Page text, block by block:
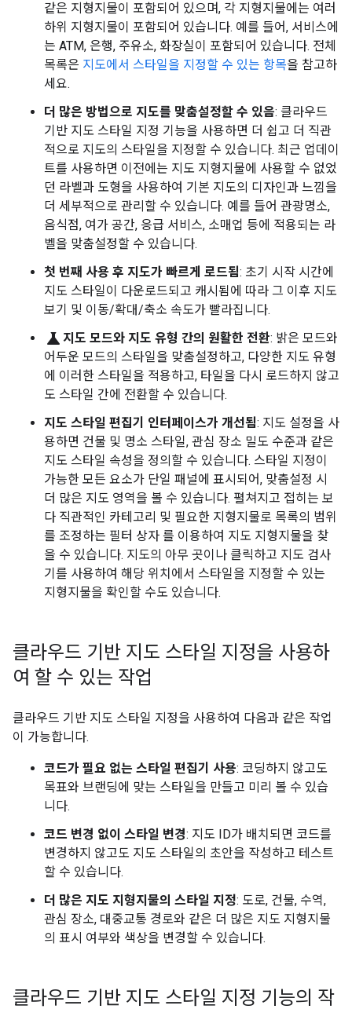
같은 지형지물이 포함되어 있으며, 각 지형지물에는 여러
하위 지형지물이 포함되어 있습니다. 예를 들어, 서비스에
는 ATM, 은행, 주유소, 화장실이 포함되어 있습니다. 전체
목록은 지도에서 스타일을 지정할 수 있는 항목을 참고하
세요.
더 많은 방법으로 지도를 맞춤설정할 수 있음: 클라우드
기반 지도 스타일 지정 기능을 사용하면 더 쉽고 더 직관
적으로 지도의 스타일을 지정할 수 있습니다. 최근 업데이
트를 사용하면 이전에는 지도 지형지물에 사용할 수 없었
던 라벨과 도형을 사용하여 기본 지도의 디자인과 느낌을
더 세부적으로 관리할 수 있습니다. 예를 들어 관광명소,
음식점, 여가 공간, 응급 서비스, 소매업 등에 적용되는 라
벨을 맞춤설정할 수 있습니다.
첫 번째 사용 후 지도가 빠르게 로드됨: 초기 시작 시간에
지도 스타일이 다운로드되고 캐시됨에 따라 그 이후 지도
보기 및 이동/확대/축소 속도가 빨라집니다.
science 지도 모드와 지도 유형 간의 원활한 전환: 밝은 모드와
어두운 모드의 스타일을 맞춤설정하고, 다양한 지도 유형
에 이러한 스타일을 적용하고, 타일을 다시 로드하지 않고
도 스타일 간에 전환할 수 있습니다.
지도 스타일 편집기 인터페이스가 개선됨: 지도 설정을 사
용하면 건물 및 명소 스타일, 관심 장소 밀도 수준과 같은
지도 스타일 속성을 정의할 수 있습니다. 스타일 지정이
가능한 모든 요소가 단일 패널에 표시되어, 맞춤설정 시
더 많은 지도 영역을 볼 수 있습니다. 펼쳐지고 접히는 보
다 직관적인 카테고리 및 필요한 지형지물로 목록의 범위
를 조정하는 필터 상자 를 이용하여 지도 지형지물을 찾
을 수 있습니다. 지도의 아무 곳이나 클릭하고 지도 검사
기를 사용하여 해당 위치에서 스타일을 지정할 수 있는
지형지물을 확인할 수도 있습니다.
클라우드 기반 지도 스타일 지정을 사용하
여 할 수 있는 작업
클라우드 기반 지도 스타일 지정을 사용하여 다음과 같은 작업
이 가능합니다.
코드가 필요 없는 스타일 편집기 사용: 코딩하지 않고도
목표와 브랜딩에 맞는 스타일을 만들고 미리 볼 수 있습
니다.
코드 변경 없이 스타일 변경: 지도 ID가 배치되면 코드를
변경하지 않고도 지도 스타일의 초안을 작성하고 테스트
할 수 있습니다.
더 많은 지도 지형지물의 스타일 지정: 도로, 건물, 수역,
관심 장소, 대중교통 경로와 같은 더 많은 지도 지형지물
의 표시 여부와 색상을 변경할 수 있습니다.
클라우드 기반 지도 스타일 지정 기능의 작